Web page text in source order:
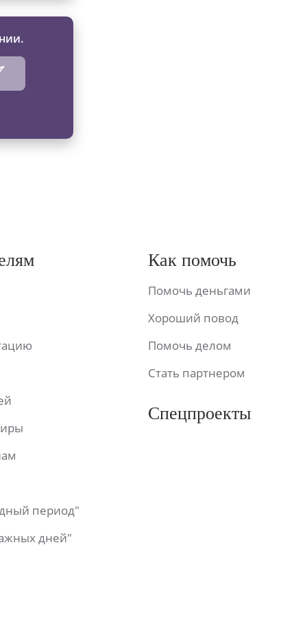
период"
дней"
Как помочь
Помочь деньгами
Хороший повод
Помочь делом
Стать партнером
Спецпроекты